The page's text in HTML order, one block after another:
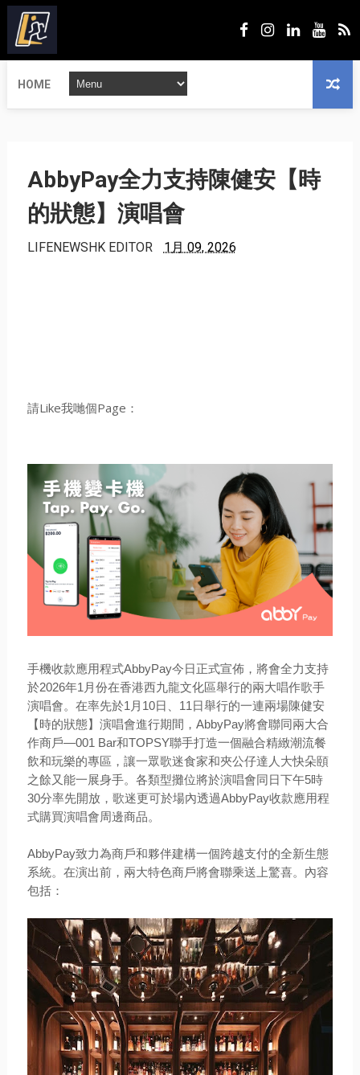
HOME
AbbyPay全力支持陳健安【時
的狀態】演唱會
LIFENEWSHK EDITOR 1月 09, 2026
請Like我哋個Page：
手機收款應用程式AbbyPay今日正式宣佈，將會全力支持
於2026年1月份在香港西九龍文化區舉行的兩大唱作歌手
演唱會。在率先於1月10日、11日舉行的一連兩場陳健安
【時的狀態】演唱會進行期間，AbbyPay將會聯同兩大合
作商戶—001 Bar和TOPSY聯手打造一個融合精緻潮流餐
飲和玩樂的專區，讓一眾歌迷食家和夾公仔達人大快朵頤
之餘又能一展身手。各類型攤位將於演唱會同日下午5時
30分率先開放，歌迷更可於場內透過AbbyPay收款應用程
式購買演唱會周邊商品。
AbbyPay致力為商戶和夥伴建構一個跨越支付的全新生態
系統。在演出前，兩大特色商戶將會聯乘送上驚喜。內容
包括：